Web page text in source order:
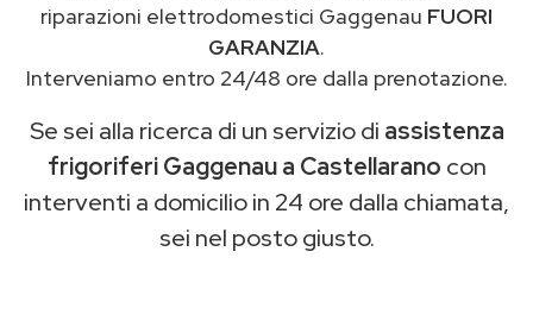
riparazioni elettrodomestici Gaggenau FUORI
GARANZIA.
Interveniamo entro 24/48 ore dalla prenotazione.
Se sei alla ricerca di un servizio di assistenza
frigoriferi Gaggenau a Castellarano con
interventi a domicilio in 24 ore dalla chiamata,
sei nel posto giusto.